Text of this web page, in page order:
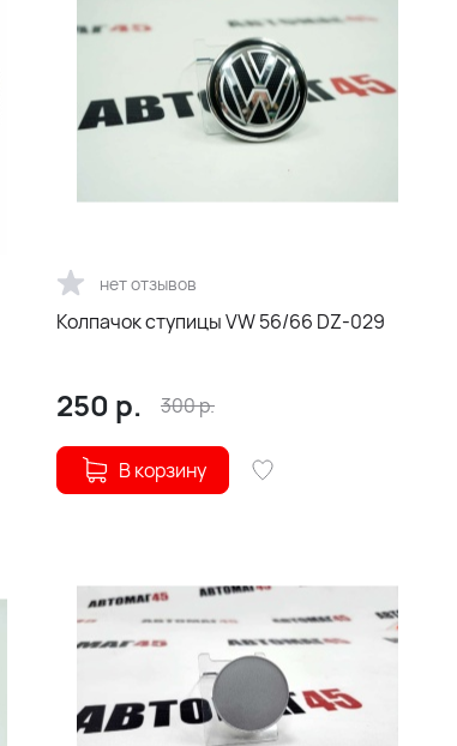
нет отзывов
Колпачок ступицы VW 56/66 DZ-029
250 р. 300р.
В корзину